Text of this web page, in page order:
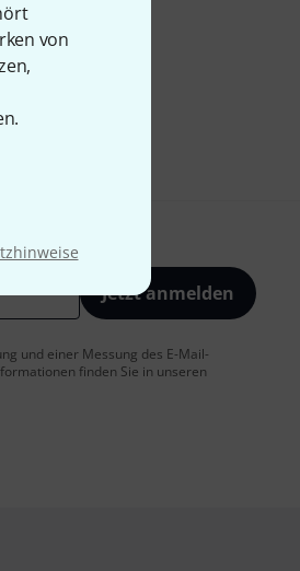
von
Jetzt anmelden
und einer Messung des E-Mail-
finden Sie in unseren